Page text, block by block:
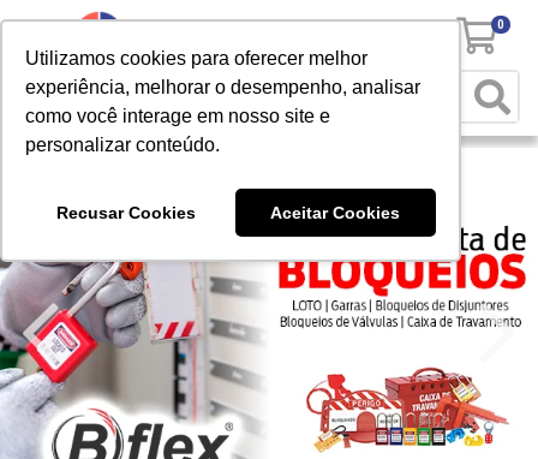
Utilizamos cookies para oferecer melhor
experiência, melhorar o desempenho, analisar
como você interage em nosso site e
personalizar conteúdo.
Recusar Cookies Aceitar Cookies
0